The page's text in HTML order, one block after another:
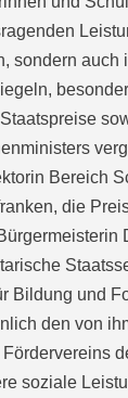
sondern auch
Bereich
die
Bildung und
den von
soziale